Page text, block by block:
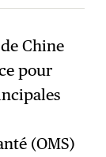
Chine
pour
(OMS)